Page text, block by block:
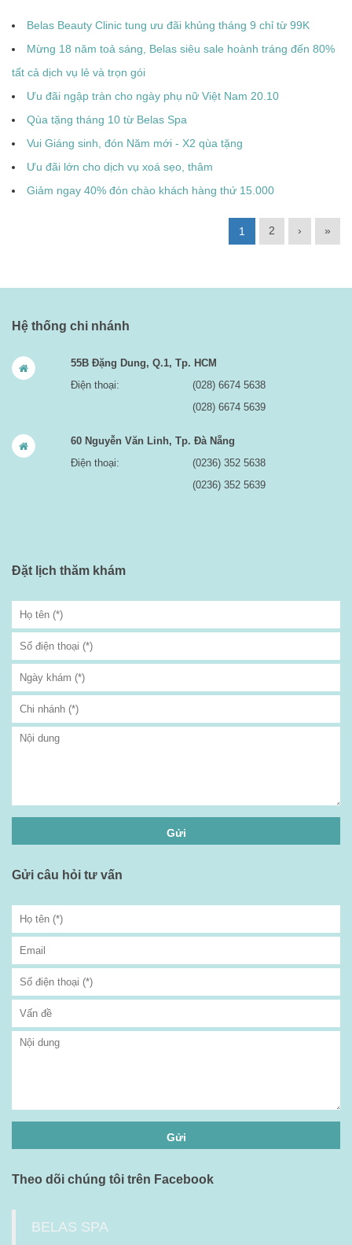
Belas Beauty Clinic tung ưu đãi khủng tháng 9 chỉ từ 99K
Mừng 18 năm toả sáng, Belas siêu sale hoành tráng đến 80%
tất cả dịch vụ lẻ và trọn gói
Ưu đãi ngập tràn cho ngày phụ nữ Việt Nam 20.10
Qùa tặng tháng 10 từ Belas Spa
Vui Giáng sinh, đón Năm mới - X2 qùa tặng
Ưu đãi lớn cho dịch vụ xoá sẹo, thâm
Giảm ngay 40% đón chào khách hàng thứ 15.000
1 2 › »
Hệ thống chi nhánh
55B Đặng Dung, Q.1, Tp. HCM
Điện thoại:
(028) 6674 5638
(028) 6674 5639
60 Nguyễn Văn Linh, Tp. Đà Nẵng
Điện thoại:
(0236) 352 5638
(0236) 352 5639
Đặt lịch thăm khám
Gửi câu hỏi tư vấn
Theo dõi chúng tôi trên Facebook
BELAS SPA